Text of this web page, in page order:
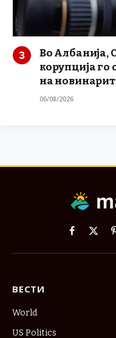
Во Албанија,
корупција го
на
06/08/2026
Facebook
X
ВЕСТИ
World
US Politics